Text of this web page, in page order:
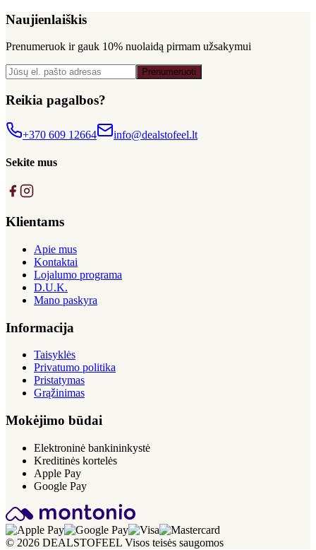
Naujienlaiškis
Prenumeruok ir gauk 10% nuolaidą pirmam užsakymui
Prenumeruoti
Reikia pagalbos?
+370 609 12664 info@dealstofeel.lt
Sekite mus
Klientams
Apie mus
Kontaktai
Lojalumo programa
D.U.K.
Mano paskyra
Informacija
Taisyklės
Privatumo politika
Pristatymas
Grąžinimas
Mokėjimo būdai
Elektroninė bankininkystė
Kreditinės kortelės
Apple Pay
Google Pay
© 2026 DEALSTOFEEL Visos teisės saugomos